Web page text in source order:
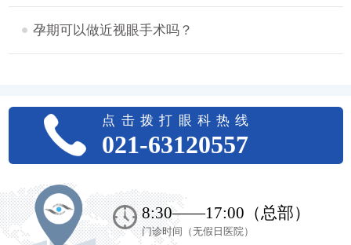
孕期可以做近视眼手术吗？
点击拨打眼科热线
021-63120557
8:30——17:00（总部）
门诊时间（无假日医院）